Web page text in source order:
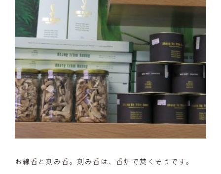
お線香と刻み香。刻み香は、香炉で焚くそうです。